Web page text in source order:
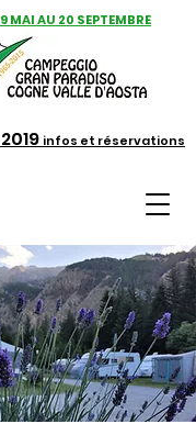
infos et réservations
MAI AU 20 SEPTEMBRE